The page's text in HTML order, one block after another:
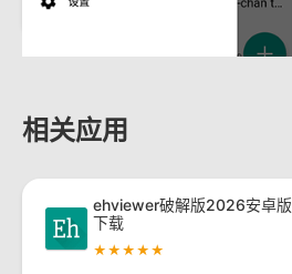
相关应用
ehviewer破解版2026安卓版
下载
★★★★★